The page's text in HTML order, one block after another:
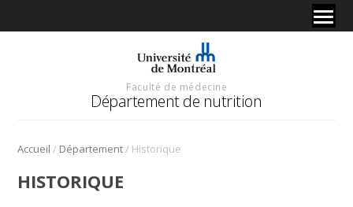
Faculté de médecine
Département de nutrition
Accueil / Département/ Historique
HISTORIQUE